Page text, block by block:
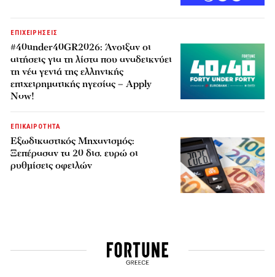
ΕΠΙΧΕΙΡΗΣΕΙΣ
#40under40GR2026: Άνοιξαν οι
αιτήσεις για τη λίστα που αναδεικνύει
τη νέα γενιά της ελληνικής
επιχειρηματικής ηγεσίας – Apply
Now!
ΕΠΙΚΑΙΡΟΤΗΤΑ
Εξωδικαστικός Μηχανισμός:
Ξεπέρασαν τα 20 δισ. ευρώ οι
ρυθμίσεις οφειλών